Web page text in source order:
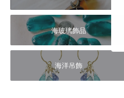
海玻璃飾品
海洋吊飾